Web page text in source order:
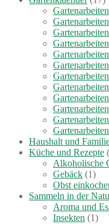
Haushalt und
Küche und Rezepte
Alkoholische
Gebäck (1)
Obst
Sammeln in der
Aroma und
Insekten (1)